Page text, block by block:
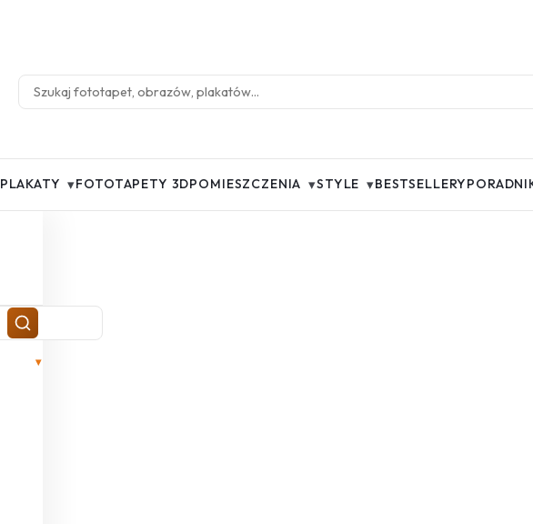
PLAKATY ▾FOTOTAPETY 3DPOMIESZCZENIA ▾STYLE ▾BESTSELLERY
▾